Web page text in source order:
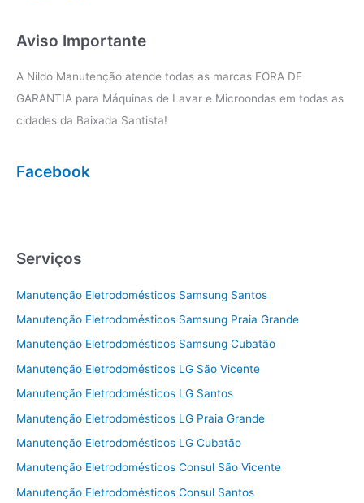
a
m
Aviso Importante
A Nildo Manutenção atende todas as marcas FORA DE
GARANTIA para Máquinas de Lavar e Microondas em todas as
cidades da Baixada Santista!
Facebook
Serviços
Manutenção Eletrodomésticos Samsung Santos
Manutenção Eletrodomésticos Samsung Praia Grande
Manutenção Eletrodomésticos Samsung Cubatão
Manutenção Eletrodomésticos LG São Vicente
Manutenção Eletrodomésticos LG Santos
Manutenção Eletrodomésticos LG Praia Grande
Manutenção Eletrodomésticos LG Cubatão
Manutenção Eletrodomésticos Consul São Vicente
Manutenção Eletrodomésticos Consul Santos